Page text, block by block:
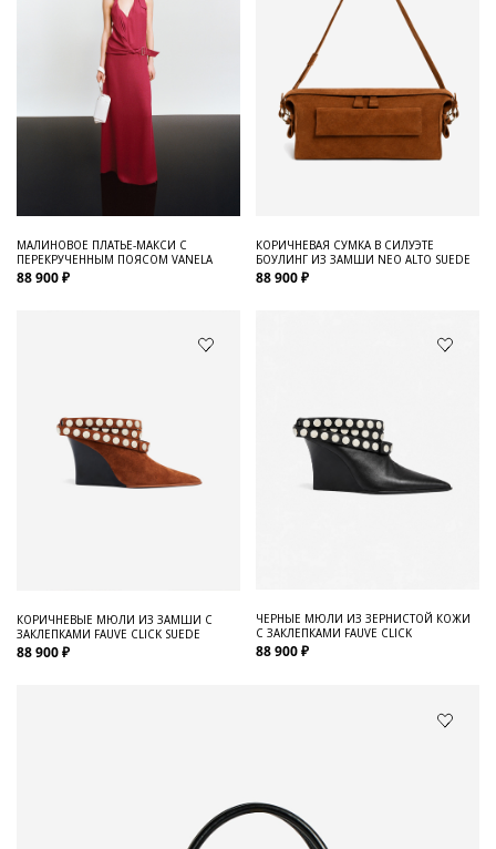
МАЛИНОВОЕ ПЛАТЬЕ-МАКСИ С
ПЕРЕКРУЧЕННЫМ ПОЯСОМ VANELA
88 900 ₽
КОРИЧНЕВАЯ СУМКА В СИЛУЭТЕ
БОУЛИНГ ИЗ ЗАМШИ NEO ALTO SUEDE
88 900 ₽
КОРИЧНЕВЫЕ МЮЛИ ИЗ ЗАМШИ С
ЗАКЛЕПКАМИ FAUVE CLICK SUEDE
88 900 ₽
ЧЕРНЫЕ МЮЛИ ИЗ ЗЕРНИСТОЙ КОЖИ
С ЗАКЛЕПКАМИ FAUVE CLICK
88 900 ₽